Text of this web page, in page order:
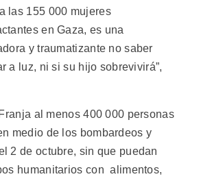
las 155 000 mujeres
en Gaza, es una
y traumatizante no saber
a luz, ni si su hijo sobrevivirá”,
al menos 400 000 personas
medio de los bombardeos y
2 de octubre, sin que puedan
humanitarios con alimentos,